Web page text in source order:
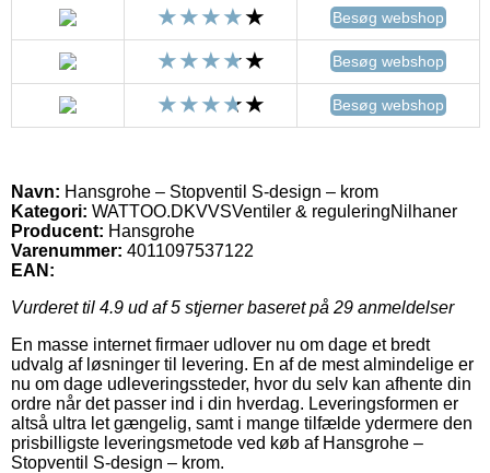
Besøg webshop
Besøg webshop
Besøg webshop
Navn: Hansgrohe – Stopventil S-design – krom
Kategori: WATTOO.DKVVSVentiler & reguleringNilhaner
Producent: Hansgrohe
Varenummer: 4011097537122
EAN:
Vurderet til 4.9 ud af 5 stjerner baseret på 29 anmeldelser
En masse internet firmaer udlover nu om dage et bredt
udvalg af løsninger til levering. En af de mest almindelige er
nu om dage udleveringssteder, hvor du selv kan afhente din
ordre når det passer ind i din hverdag. Leveringsformen er
altså ultra let gængelig, samt i mange tilfælde ydermere den
prisbilligste leveringsmetode ved køb af Hansgrohe –
Stopventil S-design – krom.